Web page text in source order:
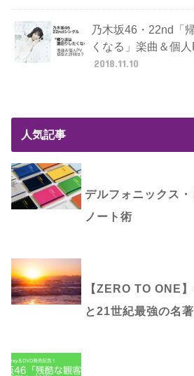
乃木坂46・22nd「
くなる」楽曲＆個
2018.11.10
人気記事
デルフォニックス
ノート術
【ZERO TO ONE
と21世紀最強の名